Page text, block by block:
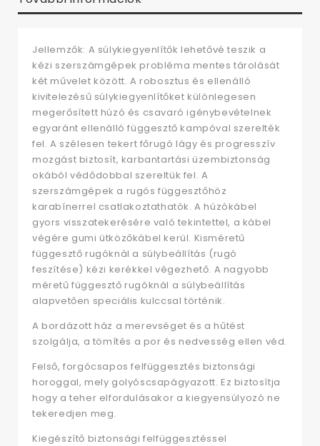
Jellemzők: A súlykiegyenlítők lehetővé teszik a
kézi szerszámgépek probléma mentes tárolását
két művelet között. A robosztus és ellenálló
kivitelezésű súlykiegyenlítőket különlegesen
megerősített húzó és csavaró igénybevételnek
egyaránt ellenálló függesztő kampóval szerelték
fel. A szélesen tekert főrugó lágy és progresszív
mozgást biztosít, karbantartási üzembiztonság
okából védődobbal szereltük fel. A
szerszámgépek a rugós függesztőhöz
karabínerrel csatlakoztathatók. A húzókábel
gyors visszatekerésére való tekintettel, a kábel
végére gumi ütközőkábel kerül. Kisméretű
függesztő rugóknál a súlybeállítás (rugó
feszítése) kézi kerékkel végezhető. A nagyobb
méretű függesztő rugóknál a súlybeállítás
alapvetően speciális kulccsal történik.
A bordázott ház a merevséget és a hűtést
szolgálja, a tömítés a por és nedvesség ellen véd.
Felső, forgócsapos felfüggesztés biztonsági
horoggal, mely golyóscsapágyazott. Ez biztosítja
hogy a teher elfordulásakor a kiegyensúlyozó ne
tekeredjen meg.
Kiegészítő biztonsági felfüggesztéssel